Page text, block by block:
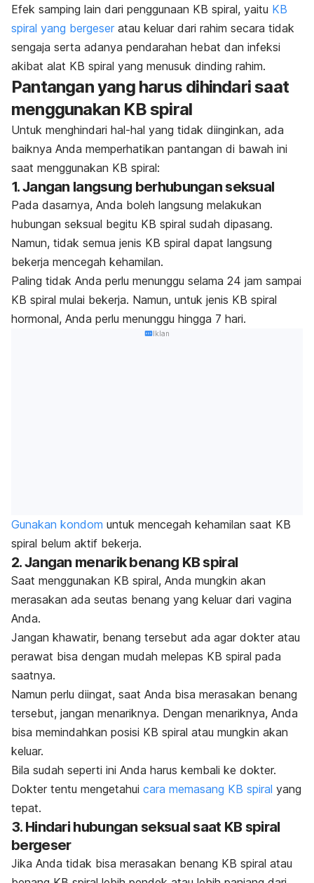
Efek samping lain dari penggunaan KB spiral, yaitu KB
spiral yang bergeser atau keluar dari rahim secara tidak
sengaja serta adanya pendarahan hebat dan infeksi
akibat alat KB spiral yang menusuk dinding rahim.
Pantangan yang harus dihindari saat
menggunakan KB spiral
Untuk menghindari hal-hal yang tidak diinginkan, ada
baiknya Anda memperhatikan pantangan di bawah ini
saat menggunakan KB spiral:
1. Jangan langsung berhubungan seksual
Pada dasarnya, Anda boleh langsung melakukan
hubungan seksual begitu KB spiral sudah dipasang.
Namun, tidak semua jenis KB spiral dapat langsung
bekerja mencegah kehamilan.
Paling tidak Anda perlu menunggu selama 24 jam sampai
KB spiral mulai bekerja. Namun, untuk jenis KB spiral
hormonal, Anda perlu menunggu hingga 7 hari.
Iklan
Gunakan kondom untuk mencegah kehamilan saat KB
spiral belum aktif bekerja.
2. Jangan menarik benang KB spiral
Saat menggunakan KB spiral, Anda mungkin akan
merasakan ada seutas benang yang keluar dari vagina
Anda.
Jangan khawatir, benang tersebut ada agar dokter atau
perawat bisa dengan mudah melepas KB spiral pada
saatnya.
Namun perlu diingat, saat Anda bisa merasakan benang
tersebut, jangan menariknya. Dengan menariknya, Anda
bisa memindahkan posisi KB spiral atau mungkin akan
keluar.
Bila sudah seperti ini Anda harus kembali ke dokter.
Dokter tentu mengetahui cara memasang KB spiral yang
tepat.
3. Hindari hubungan seksual saat KB spiral
bergeser
Jika Anda tidak bisa merasakan benang KB spiral atau